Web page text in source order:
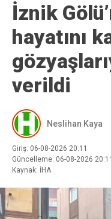
İznik
hayatını
verildi
Neslihan Kaya
Giriş: 06-08-2026 20:11
Güncelleme: 06-08-2026 20:11
Kaynak: İHA